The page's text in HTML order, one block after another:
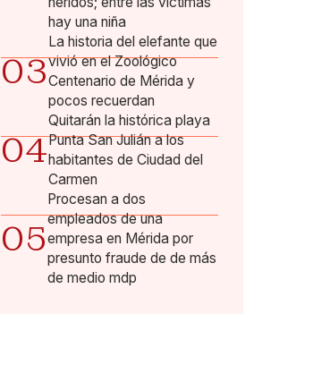
hay una niña
03
La historia del elefante que
vivió en el Zoológico
Centenario de Mérida y
pocos recuerdan
04
Quitarán la histórica playa
Punta San Julián a los
habitantes de Ciudad del
Carmen
05
Procesan a dos
empleados de una
empresa en Mérida por
presunto fraude de de más
de medio mdp